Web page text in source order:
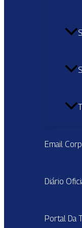
Email
Diário
Portal Da